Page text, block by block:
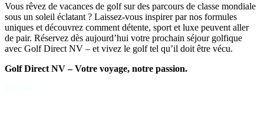
Vous rêvez de vacances de golf sur des parcours de classe mondiale
sous un soleil éclatant ? Laissez-vous inspirer par nos formules
uniques et découvrez comment détente, sport et luxe peuvent aller
de pair. Réservez dès aujourd’hui votre prochain séjour golfique
avec Golf Direct NV – et vivez le golf tel qu’il doit être vécu.
Golf Direct NV – Votre voyage, notre passion.